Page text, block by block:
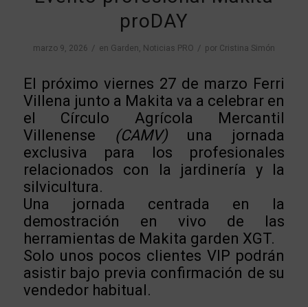
proDAY
marzo 9, 2026 / en Garden Noticias PRO / por Cristina Simón
El próximo viernes 27 de marzo Ferri
Villena junto a Makita va a celebrar en
el Círculo Agrícola Mercantil
Villenense (CAMV)una jornada
exclusiva para los profesionales
relacionados con la jardinería y la
silvicultura.
Una jornada centrada en la
demostración en vivo de las
herramientas de Makita garden XGT.
Solo unos pocos clientes VIP podrán
asistir bajo previa confirmación de su
vendedor habitual.